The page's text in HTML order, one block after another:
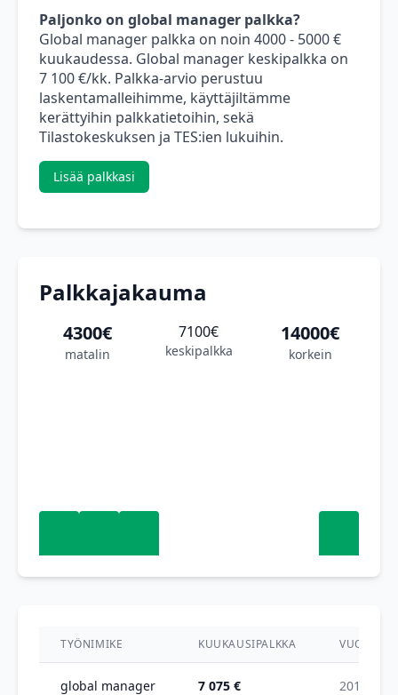
Paljonko on global manager palkka?
Global manager palkka on noin 4000 - 5000 €
kuukaudessa. Global manager keskipalkka on
7 100 €/kk. Palkka-arvio perustuu
laskentamalleihimme, käyttäjiltämme
kerättyihin palkkatietoihin, sekä
Tilastokeskuksen ja TES:ien lukuihin.
Lisää palkkasi
Palkkajakauma
4300€
matalin
7100€
keskipalkka
14000€
korkein
TYÖNIMIKE KUUKAUSIPALKKA VUOSI
global manager 7 075 € 2012